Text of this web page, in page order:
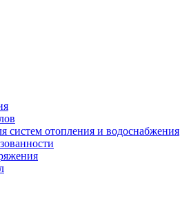
систем отопления и водоснабжения